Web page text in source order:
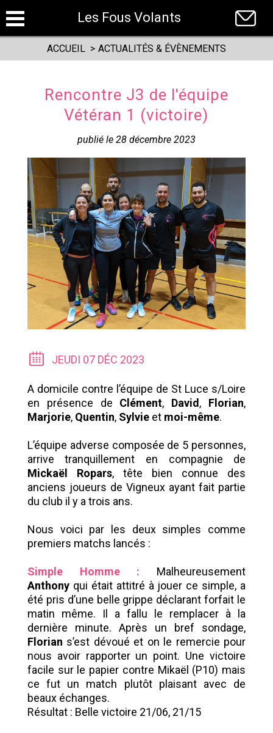
Les Fous Volants
ACCUEIL > ACTUALITÉS & ÉVÈNEMENTS
Rencontre J3 de l'équipe
Vétéran 1 (victoire)
publié le 28 décembre 2023
JEUDI 07 DÉC 2023
A domicile contre l’équipe de St Luce s/Loire
en présence de Clément, David, Florian,
Marjorie, Quentin, Sylvie et moi-même.
L’équipe adverse composée de 5 personnes,
arrive tranquillement en compagnie de
Mickaël Ropars, tête bien connue des
anciens joueurs de Vigneux ayant fait partie
du club il y a trois ans.
Nous voici par les deux simples comme
premiers matchs lancés :
Simple Homme : Malheureusement
Anthony qui était attitré à jouer ce simple, a
été pris d’une belle grippe déclarant forfait le
matin même. Il a fallu le remplacer à la
dernière minute. Après un bref sondage,
Florian s’est dévoué et on le remercie pour
nous avoir rapporter un point. Une victoire
facile sur le papier contre Mikaël (P10) mais
ce fut un match plutôt plaisant avec de
beaux échanges.
Résultat : Belle victoire 21/06, 21/15